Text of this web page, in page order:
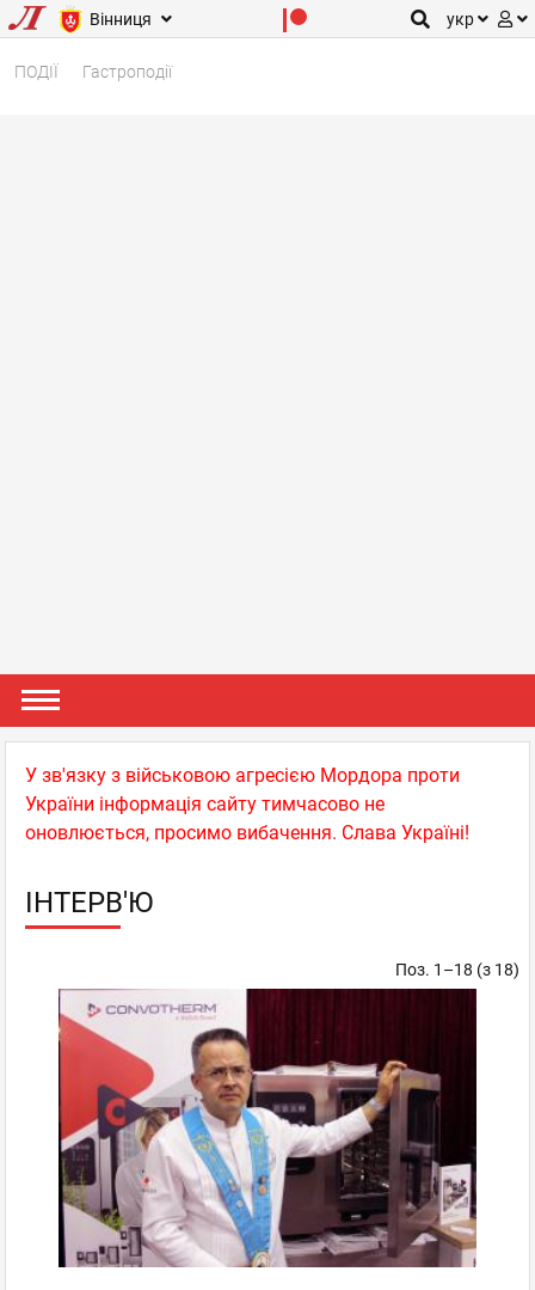
Вінниця укр
ПОДІЇ Гастроподії
У зв'язку з військовою агресією Мордора проти
України інформація сайту тимчасово не
оновлюється, просимо вибачення. Слава Україні!
ІНТЕРВ'Ю
Поз. 1–18 (з 18)